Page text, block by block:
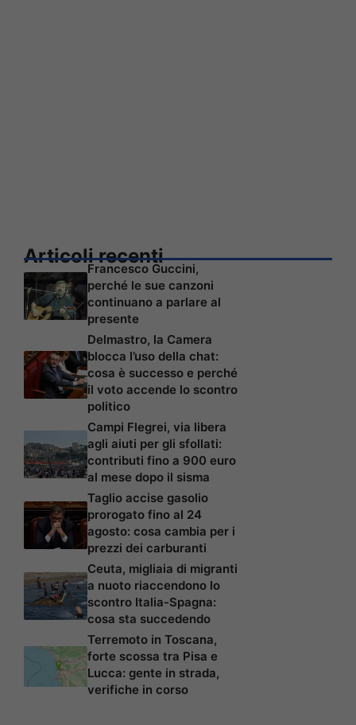
Articoli recenti
Francesco Guccini,
perché le sue canzoni
continuano a parlare al
presente
Delmastro, la Camera
blocca l’uso della chat:
cosa è successo e perché
il voto accende lo scontro
politico
Campi Flegrei, via libera
agli aiuti per gli sfollati:
contributi fino a 900 euro
al mese dopo il sisma
Taglio accise gasolio
prorogato fino al 24
agosto: cosa cambia per i
prezzi dei carburanti
Ceuta, migliaia di migranti
a nuoto riaccendono lo
scontro Italia-Spagna:
cosa sta succedendo
Terremoto in Toscana,
forte scossa tra Pisa e
Lucca: gente in strada,
verifiche in corso